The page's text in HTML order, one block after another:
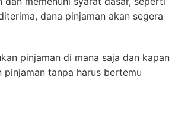
dana pinjaman akan segera
pinjaman di mana saja dan kapan
tanpa harus bertemu